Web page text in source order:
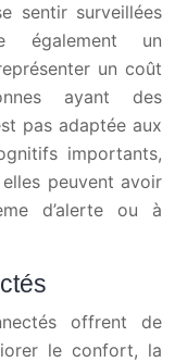
sentir surveillées
également un
un coût
ayant des
pas adaptée aux
importants,
peuvent avoir
d’alerte ou à
offrent de
le confort, la